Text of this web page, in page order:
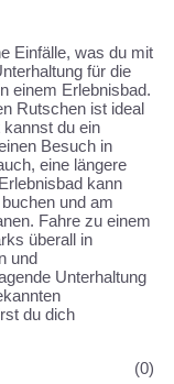
Einfälle, was du mit
für die
einem Erlebnisbad.
Rutschen ist ideal
du ein
Besuch in
eine längere
kann
und am
Fahre zu einem
überall in
und
Unterhaltung
du dich
(0)